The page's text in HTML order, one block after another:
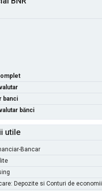
banci
bănci
utile
Bancar
Depozite si Conturi de economii